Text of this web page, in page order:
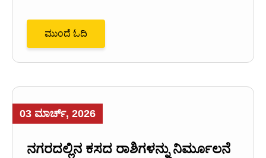
ಮುಂದೆ ಓದಿ
03 ಮಾರ್ಚ್, 2026
ನಗರದಲ್ಲಿನ ಕಸದ ರಾಶಿಗಳನ್ನು ನಿರ್ಮೂಲನೆ